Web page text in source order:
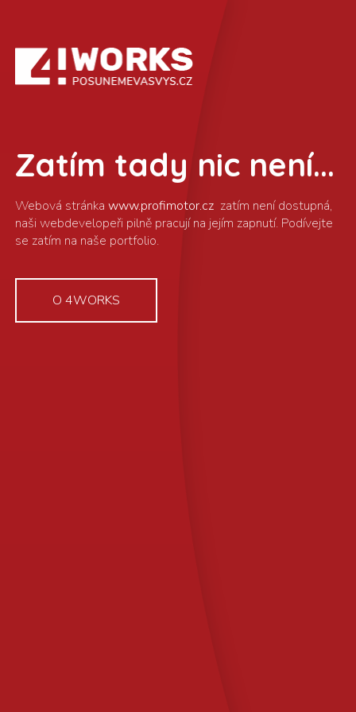
Zatím tady nic není...
www.profimotor.cz
O 4WORKS